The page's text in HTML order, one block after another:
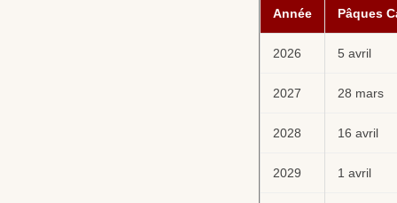
Année Pâques
2026 5 avril
2027 28 mars
2028 16 avril
2029 1 avril